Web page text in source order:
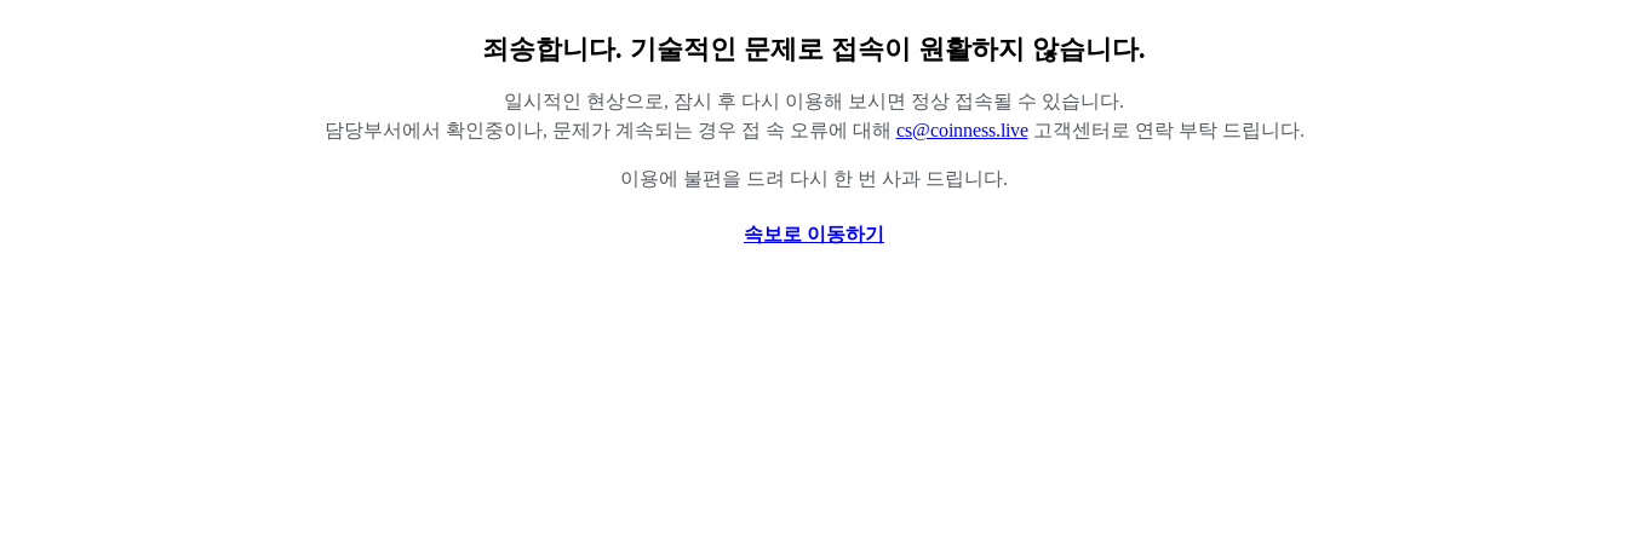
죄송합니다. 기술적인 문제로 접속이 원활하지 않습니다.
일시적인 현상으로, 잠시 후 다시 이용해 보시면 정상 접속될 수 있습니다.
담당부서에서 확인중이나, 문제가 계속되는 경우 접 속 오류에 대해 cs@coinness.live 고객센터로 연락 부탁 드립니다.
이용에 불편을 드려 다시 한 번 사과 드립니다.
속보로 이동하기